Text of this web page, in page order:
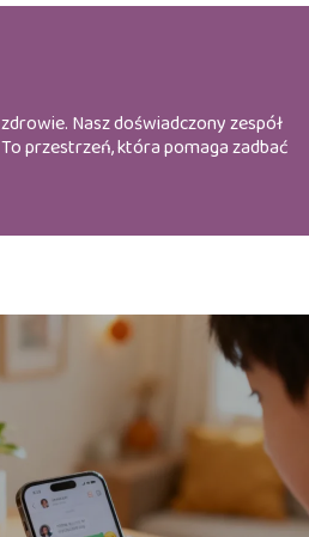
Nasz doświadczony zespół
przestrzeń, która pomaga zadbać